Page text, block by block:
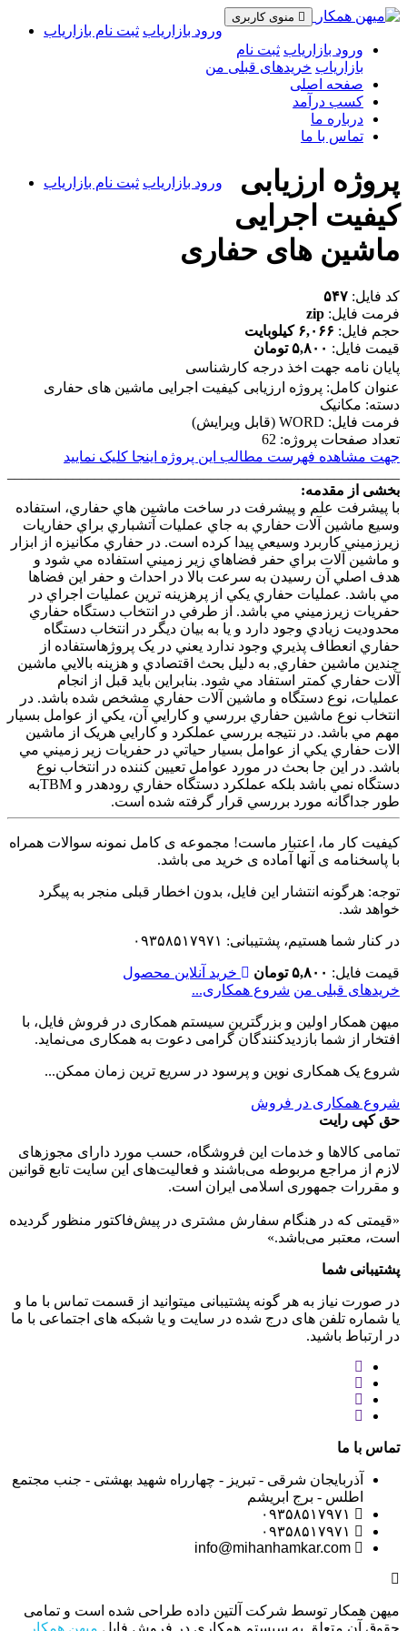
منوی کاربری
ورود بازاریاب ثبت نام بازاریاب
ورود بازاریاب ثبت نام
بازاریاب خریدهای قبلی من
صفحه اصلی
کسب درآمد
درباره ما
تماس با ما
ورود بازاریاب ثبت نام بازاریاب
پروژه ارزیابی
کیفیت اجرایی
ماشین های حفاری
کد فایل: ۵۴۷
فرمت فایل: zip
حجم فایل: ۶,۰۶۶ کیلوبایت
قیمت فایل: ۵,۸۰۰ تومان
پایان نامه جهت اخذ درجه کارشناسی
عنوان کامل: پروژه ارزیابی کیفیت اجرایی ماشین های حفاری
دسته: مکانیک
فرمت فایل: WORD (قابل ویرایش)
تعداد صفحات پروژه: 62
جهت مشاهده فهرست مطالب این پروژه اینجا کلیک نمایید
بخشی از مقدمه:
با پيشرفت علم و پيشرفت در ساخت ماشين هاي حفاري، استفاده
وسيع ماشين آلات حفاري به جاي عمليات آتشباري براي حفاريات
زيرزميني کاربرد وسيعي پيدا کرده است. در حفاري مکانيزه از ابزار
و ماشين آلات براي حفر فضاهاي زير زميني استفاده مي شود و
هدف اصلي آن رسيدن به سرعت بالا در احداث و حفر اين فضاها
مي باشد. عمليات حفاري يکي از پرهزينه ترين عمليات اجراي در
حفريات زيرزميني مي باشد. از طرفي در انتخاب دستگاه حفاري
محدوديت زيادي وجود دارد و يا به بيان ديگر در انتخاب دستگاه
حفاري انعطاف پذيري وجود ندارد يعني در يک پروژهاستفاده از
چندين ماشين حفاري, به دليل بحث اقتصادي و هزينه بالايي ماشين
آلات حفاري کمتر استفاد مي شود. بنابراين بايد قبل از انجام
عمليات، نوع دستگاه و ماشين آلات حفاري مشخص شده باشد. در
انتخاب نوع ماشين حفاري بررسي و کارايي آن، يکي از عوامل بسيار
مهم مي باشد. در نتيجه بررسي عملکرد و کارايي هريک از ماشين
الات حفاري يکي از عوامل بسيار حياتي در حفريات زير زميني مي
باشد. در اين جا بحث در مورد عوامل تعيين کننده در انتخاب نوع
دستگاه نمي باشد بلکه عملکرد دستگاه حفاري رودهدر و TBMبه
طور جداگانه مورد بررسي قرار گرفته شده است.
کیفیت کار ما، اعتبار ماست! مجموعه ی کامل نمونه سوالات همراه
با پاسخنامه ی آنها آماده ی خرید می باشد.
توجه: هرگونه انتشار این فایل، بدون اخطار قبلی منجر به پیگرد
خواهد شد.
در کنار شما هستیم، پشتیبانی: ۰۹۳۵۸۵۱۷۹۷۱
قیمت فایل: ۵,۸۰۰ تومان
خرید آنلاین محصول
خریدهای قبلی من شروع همکاری...
میهن همکار اولین و بزرگترین سیستم همکاری در فروش فایل، با
افتخار از شما بازدیدکنندگان گرامی دعوت به همکاری می‌نماید.
شروع یک همکاری نوین و پرسود در سریع ترین زمان ممکن...
شروع همکاری در فروش
حق کپی رایت
تمامی كالاها و خدمات اين فروشگاه، حسب مورد دارای مجوزهای
لازم از مراجع مربوطه می‌باشند و فعاليت‌های اين سايت تابع قوانين
و مقررات جمهوری اسلامی ايران است.
«قیمتی که در هنگام سفارش مشتری در پیش‌­فاکتور منظور گرديده
است، معتبر می‌باشد.»
پشتیبانی شما
در صورت نیاز به هر گونه پشتیبانی میتوانید از قسمت تماس با ما و
یا شماره تلفن های درج شده در سایت و یا شبکه های اجتماعی با ما
در ارتباط باشید.
تماس با ما
آذربایجان شرقی - تبریز - چهارراه شهید بهشتی - جنب مجتمع
اطلس - برج ابریشم
info@mihanhamkar.com
میهن همکار توسط شرکت آلتین داده طراحی شده است و تمامی
حقوق آن متعلق به سیستم همکاری در فروش فایل میهن همکار